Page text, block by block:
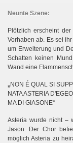
Neunte Szene:
Plötzlich erscheint
Vorhaben ab. Es sei
um Erweiterung und
Schatten keinen
Wand eine
„NON É QUAL SI
NATA ASTERIA
MA DI GIASONE“
Asteria wurde nicht –
Jason. Der Chor
möglich Asteria zu